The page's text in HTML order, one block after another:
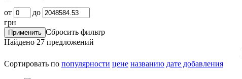
от
до
грн
Сбросить фильтр
Найдено 27 предложений
Сортировать по популярности цене названию дате добавления